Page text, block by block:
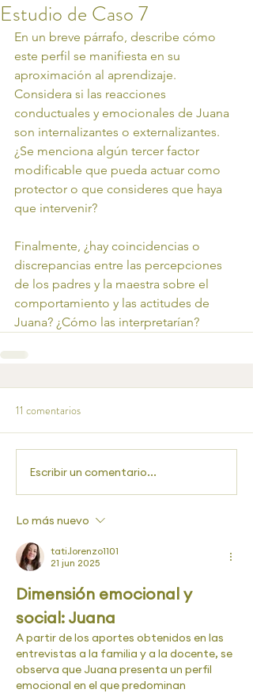
Estudio de Caso 7
En un breve párrafo, describe cómo
este perfil se manifiesta en su
aproximación al aprendizaje.
Considera si las reacciones
conductuales y emocionales de Juana
son internalizantes o externalizantes.
¿Se menciona algún tercer factor
modificable que pueda actuar como
protector o que consideres que haya
que intervenir?
Finalmente, ¿hay coincidencias o
discrepancias entre las percepciones
de los padres y la maestra sobre el
comportamiento y las actitudes de
Juana? ¿Cómo las interpretarían?
11 comentarios
Escribir un comentario...
Lo más nuevo
tati.lorenzo1101
21 jun 2025
Dimensión emocional y
social: Juana
A partir de los aportes obtenidos en las
entrevistas a la familia y a la docente, se
observa que Juana presenta un perfil
emocional en el que predominan